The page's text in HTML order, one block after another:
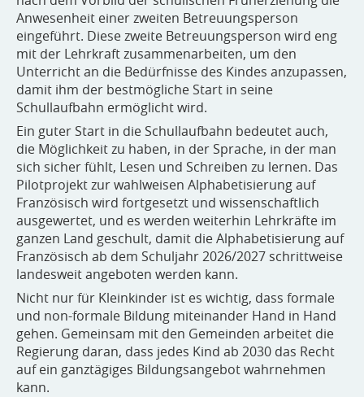
Anwesenheit einer zweiten Betreuungsperson
eingeführt. Diese zweite Betreuungsperson wird eng
mit der Lehrkraft zusammenarbeiten, um den
Unterricht an die Bedürfnisse des Kindes anzupassen,
damit ihm der bestmögliche Start in seine
Schullaufbahn ermöglicht wird.
Ein guter Start in die Schullaufbahn bedeutet auch,
die Möglichkeit zu haben, in der Sprache, in der man
sich sicher fühlt, Lesen und Schreiben zu lernen. Das
Pilotprojekt zur wahlweisen Alphabetisierung auf
Französisch wird fortgesetzt und wissenschaftlich
ausgewertet, und es werden weiterhin Lehrkräfte im
ganzen Land geschult, damit die Alphabetisierung auf
Französisch ab dem Schuljahr 2026/2027 schrittweise
landesweit angeboten werden kann.
Nicht nur für Kleinkinder ist es wichtig, dass formale
und non-formale Bildung miteinander Hand in Hand
gehen. Gemeinsam mit den Gemeinden arbeitet die
Regierung daran, dass jedes Kind ab 2030 das Recht
auf ein ganztägiges Bildungsangebot wahrnehmen
kann.